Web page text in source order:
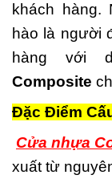
khách
hào là người
hàng với
Composite
Đặc Điểm
Cửa nhựa
xuất từ